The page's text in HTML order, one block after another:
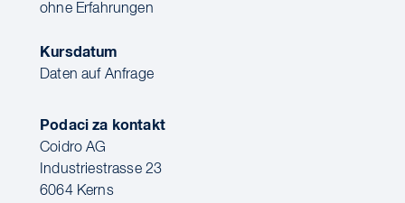
ohne Erfahrungen
Kursdatum
Daten auf Anfrage
Podaci za kontakt
Coidro AG
Industriestrasse 23
6064 Kerns